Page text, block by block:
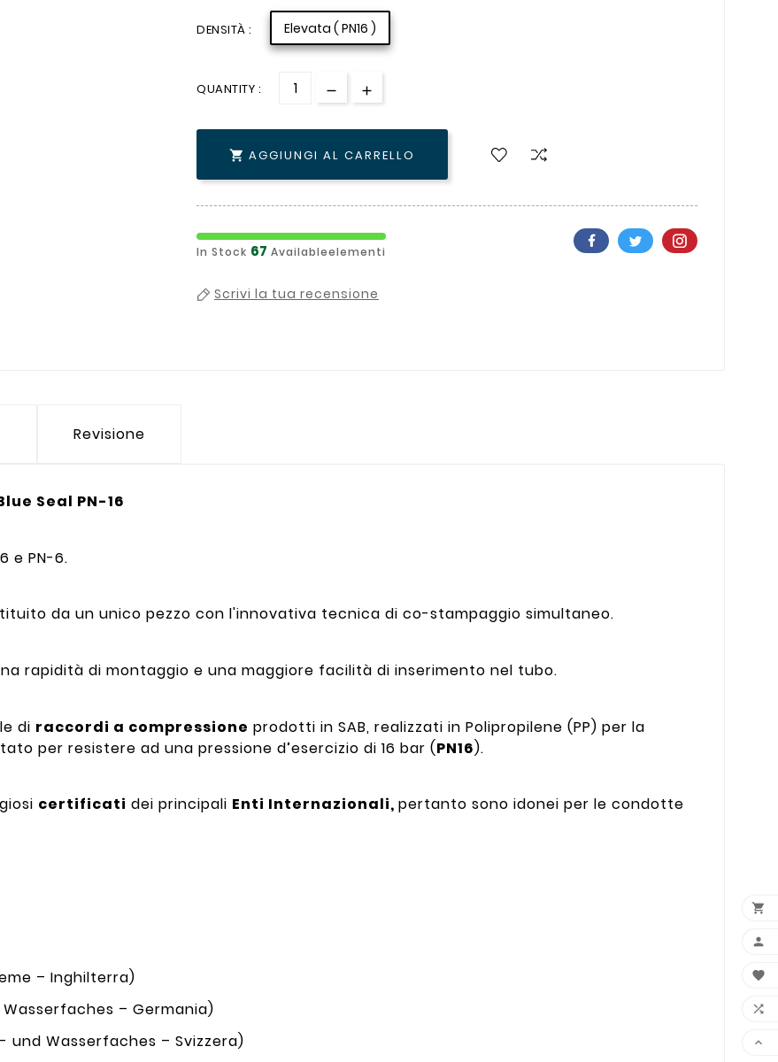
DENSITÀ : Elevata ( PN16 )
QUANTITY :
 AGGIUNGI AL CARRELLO
In Stock 67 Availableelementi
Scrivi la tua recensione
Revisione
Seal PN-16
e PN-6.
da un unico pezzo con l'innovativa tecnica di co-stampaggio simultaneo.
rapidità di montaggio e una maggiore facilità di inserimento nel tubo.
di raccordi a compressione prodotti in SAB, realizzati in Polipropilene (PP) per la
per resistere ad una pressione d’esercizio di 16 bar (PN16).
certificati dei principali Enti Internazionali, pertanto sono idonei per le condotte
– Inghilterra)
– Germania)
und Wasserfaches – Svizzera)




